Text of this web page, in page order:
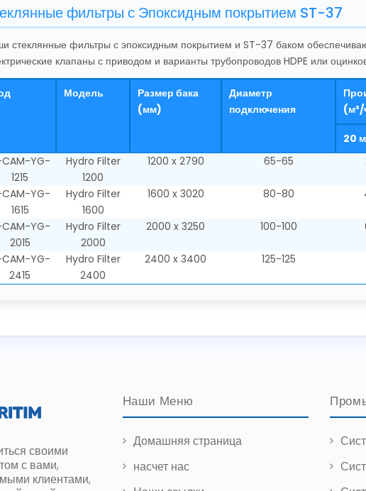
фильтры с Эпоксидным покрытием ST-37
стеклянные фильтры с эпоксидным покрытием и ST-37 баком
клапаны с приводом и варианты трубопроводов HDPE или
Модель
Размер бака
(мм)
Диаметр
подключения
20
YG-
1215
Hydro Filter
1200
1200 x 2790 65-65
YG-
1615
Hydro Filter
1600
1600 x 3020 80-80
YG-
2015
Hydro Filter
2000
2000 x 3250 100-100
YG-
2415
Hydro Filter
2400
2400 x 3400 125-125
своими
с вами,
клиентами,
Наши Меню
Домашняя страница
насчет нас